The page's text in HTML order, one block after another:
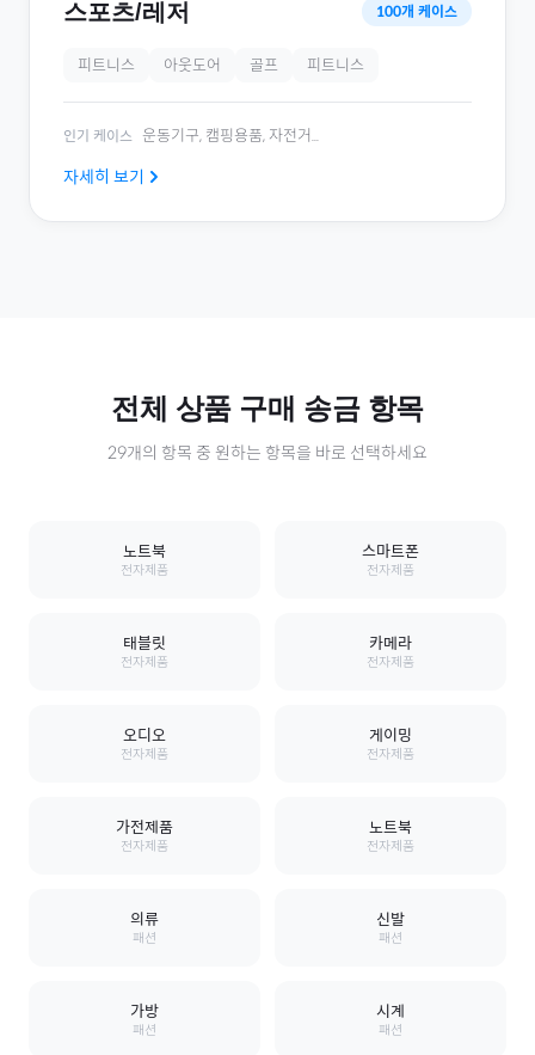
스포츠/레저 100개 케이스
피트니스 아웃도어 골프 피트니스
인기 케이스 운동기구, 캠핑용품, 자전거...
자세히 보기
전체 상품 구매 송금 항목
29개의 항목 중 원하는 항목을 바로 선택하세요
노트북
전자제품
스마트폰
전자제품
태블릿
전자제품
카메라
전자제품
오디오
전자제품
게이밍
전자제품
가전제품
전자제품
노트북
전자제품
의류
패션
신발
패션
가방
패션
시계
패션